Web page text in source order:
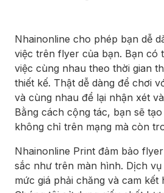
Nhainonline cho phép bạn dễ
việc trên flyer của bạn. Bạn có
việc cùng nhau theo thời gian
thiết kế. Thật dễ dàng để chơi
và cùng nhau để lại nhận xét
Bằng cách cộng tác, bạn sẽ
không chỉ trên mạng mà còn
Nhainonline Print đảm bảo
sắc như trên màn hình. Dịch
mức giá phải chăng và cam kết